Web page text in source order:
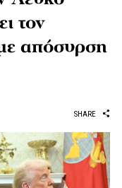
τον
απόσυρση
SHARE